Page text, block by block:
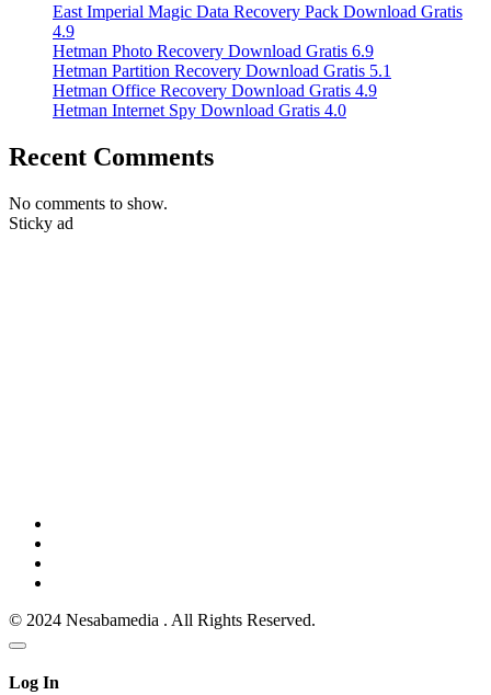
East Imperial Magic Data Recovery Pack Download Gratis
4.9
Hetman Photo Recovery Download Gratis 6.9
Hetman Partition Recovery Download Gratis 5.1
Hetman Office Recovery Download Gratis 4.9
Hetman Internet Spy Download Gratis 4.0
Recent Comments
No comments to show.
Sticky ad
© 2024 Nesabamedia . All Rights Reserved.
Log In